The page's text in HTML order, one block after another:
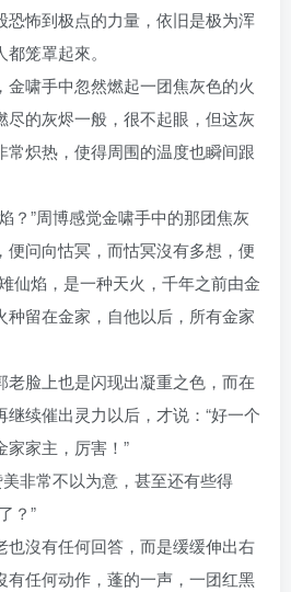
恐怖到极点的力量，依旧是极为浑
笼罩起來。
金啸手中忽然燃起一团焦灰色的火
尽的灰烬一般，很不起眼，但这灰
常炽热，使得周围的温度也瞬间跟
？”周博感觉金啸手中的那团焦灰
便问向怙冥，而怙冥沒有多想，便
仙焰，是一种天火，千年之前由金
种留在金家，自他以后，所有金家
老脸上也是闪现出凝重之色，而在
续催出灵力以后，才说：“好一个
家家主，厉害！”
非常不以为意，甚至还有些得
？”
也沒有任何回答，而是缓缓伸出右
有任何动作，蓬的一声，一团红黑